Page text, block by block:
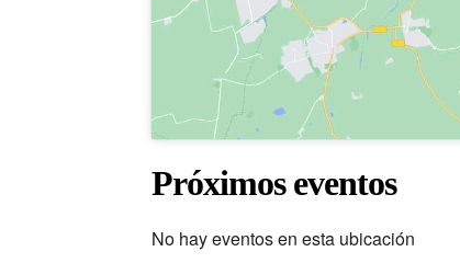
Próximos eventos
No hay eventos en esta ubicación